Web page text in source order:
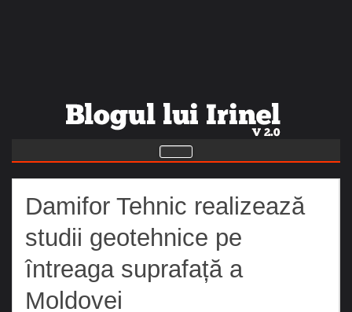
Damifor Tehnic realizează
studii geotehnice pe
întreaga suprafață a
Moldovei